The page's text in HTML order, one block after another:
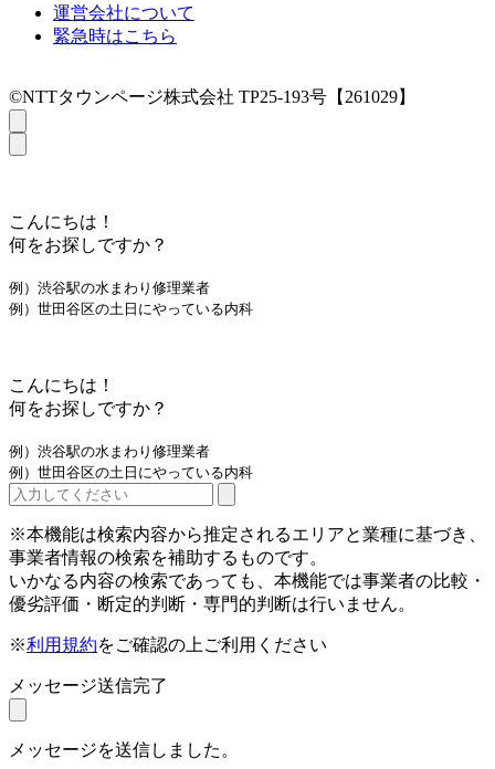
運営会社について
緊急時はこちら
©NTTタウンページ株式会社 TP25-193号【261029】
こんにちは！
何をお探しですか？
例）渋谷駅の水まわり修理業者
例）世田谷区の土日にやっている内科
こんにちは！
何をお探しですか？
例）渋谷駅の水まわり修理業者
例）世田谷区の土日にやっている内科
※本機能は検索内容から推定されるエリアと業種に基づき、
事業者情報の検索を補助するものです。
いかなる内容の検索であっても、本機能では事業者の比較・
優劣評価・断定的判断・専門的判断は行いません。
※利用規約をご確認の上ご利用ください
メッセージ送信完了
メッセージを送信しました。